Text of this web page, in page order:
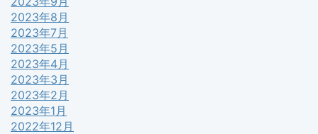
2023年8月
2023年7月
2023年5月
2023年4月
2023年3月
2023年2月
2023年1月
2022年12月